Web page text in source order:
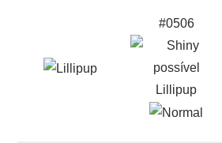
#0506
Lillipup